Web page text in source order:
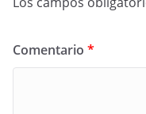
Comentario *